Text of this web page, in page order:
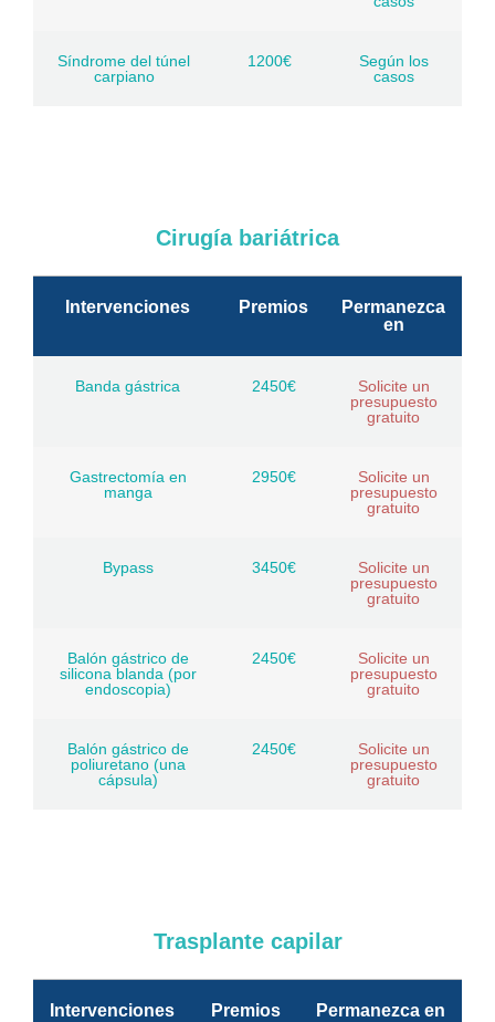
Síndrome del túnel
carpiano
1200€
Según los
casos
Cirugía bariátrica
Intervenciones Premios
Permanezca
en
Banda gástrica 2450€
Solicite un
presupuesto
gratuito
Gastrectomía en
manga
2950€
Solicite un
presupuesto
gratuito
Bypass 3450€
Solicite un
presupuesto
gratuito
Balón gástrico de
silicona blanda (por
endoscopia)
2450€
Solicite un
presupuesto
gratuito
Balón gástrico de
poliuretano (una
cápsula)
2450€
Solicite un
presupuesto
gratuito
Trasplante capilar
Intervenciones Premios Permanezca en